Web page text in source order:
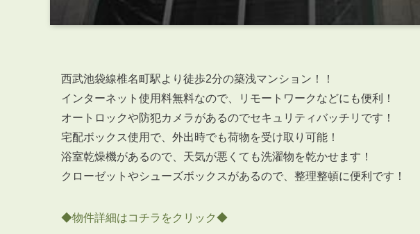
西武池袋線椎名町駅より徒歩2分の築浅マンション！！
インターネット使用料無料なので、リモートワークなどにも便利！
オートロックや防犯カメラがあるのでセキュリティバッチリです！
宅配ボックス使用で、外出時でも荷物を受け取り可能！
浴室乾燥機があるので、天気が悪くても洗濯物を乾かせます！
クローゼットやシューズボックスがあるので、整理整頓に便利です！
◆物件詳細はコチラをクリック◆